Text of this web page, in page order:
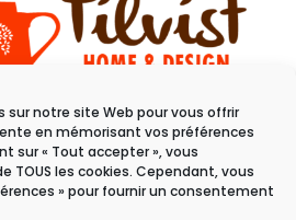
sur notre site Web pour vous offrir
en mémorisant vos préférences
sur « Tout accepter », vous
TOUS les cookies. Cependant, vous
» pour fournir un consentement
11 rue du raisin
68100 Mulhouse
Du mardi au samedi